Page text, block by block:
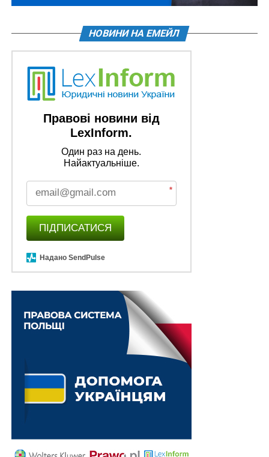
НОВИНИ НА ЕМЕЙЛ
Правові новини від
LexInform.
Один раз на день.
Найактуальніше.
*
ПІДПИСАТИСЯ
Надано SendPulse